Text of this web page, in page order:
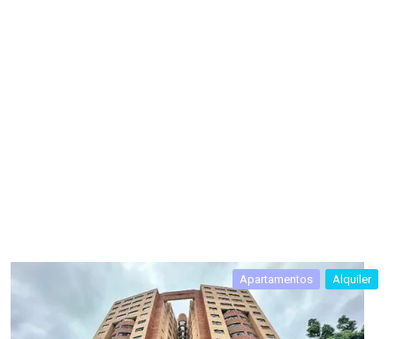
Apartamentos Alquiler